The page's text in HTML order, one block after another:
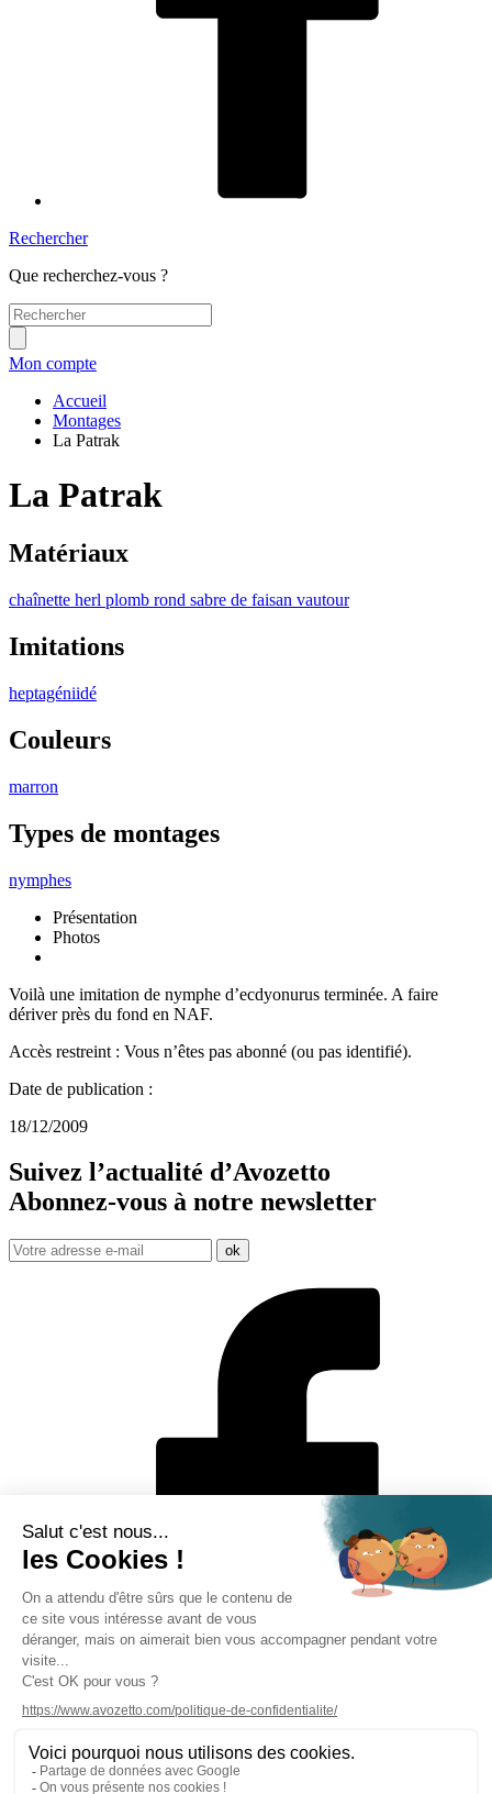
Rechercher
Que recherchez-vous ?
Mon compte
Accueil
Montages
La Patrak
La Patrak
Matériaux
chaînette herl plomb rond sabre de faisan vautour
Imitations
heptagéniidé
Couleurs
marron
Types de montages
nymphes
Présentation
Photos
Voilà une imitation de nymphe d’ecdyonurus terminée. A faire
dériver près du fond en NAF.
Accès restreint : Vous n’êtes pas abonné (ou pas identifié).
Date de publication :
18/12/2009
Suivez l’actualité d’Avozetto
Abonnez-vous à notre newsletter
Mentions légales
Politique de protection des données personnelles
CGV